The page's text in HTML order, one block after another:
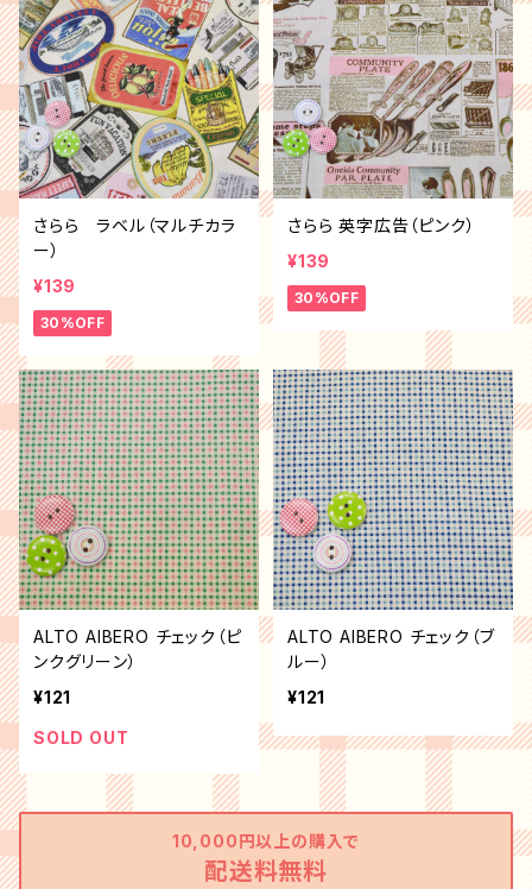
さらら ラベル（マルチカラ
ー）
¥139
30%OFF
さらら 英字広告（ピンク）
¥139
30%OFF
ALTO AlBERO チェック（ピ
ンクグリーン）
¥121
SOLD OUT
ALTO AlBERO チェック（ブ
ルー）
¥121
10,000円以上の購入で
配送料無料